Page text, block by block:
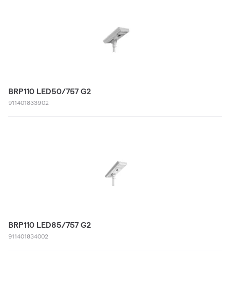
BRP110 LED50/757 G2
911401833902
BRP110 LED85/757 G2
911401834002